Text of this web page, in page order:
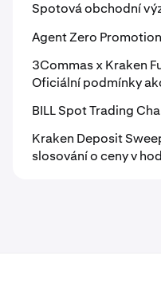
Spotová obchodní
Agent Zero Promotion
3Commas x Kraken
Oficiální podmínky
BILL Spot Trading
Kraken Deposit
slosování o ceny v